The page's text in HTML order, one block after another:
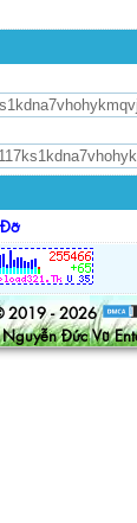
2019 - 2026
Đức Vũ